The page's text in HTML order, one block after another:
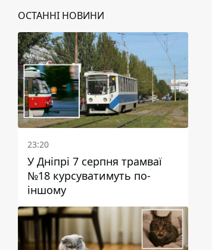
ОСТАННІ НОВИНИ
23:20
У Дніпрі 7 серпня трамваї
№18 курсуватимуть по-
іншому